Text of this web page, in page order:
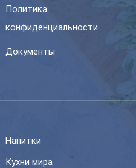
Политика
конфиденциальности
Документы
Напитки
Кухни мира